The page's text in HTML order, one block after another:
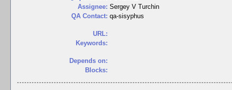
Assignee: Sergey V Turchin
QA Contact: qa-sisyphus
URL:
Keywords:
Depends on:
Blocks: